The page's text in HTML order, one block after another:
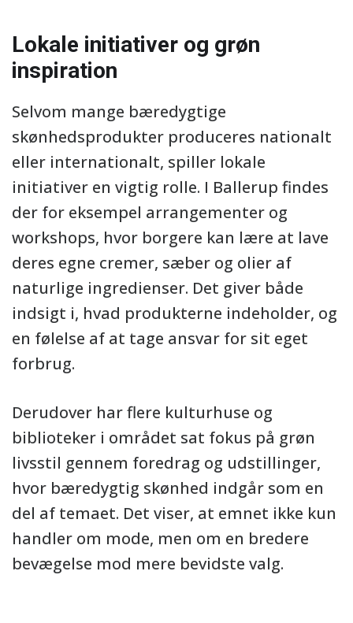
Lokale initiativer og grøn
inspiration
Selvom mange bæredygtige
skønhedsprodukter produceres nationalt
eller internationalt, spiller lokale
initiativer en vigtig rolle. I Ballerup findes
der for eksempel arrangementer og
workshops, hvor borgere kan lære at lave
deres egne cremer, sæber og olier af
naturlige ingredienser. Det giver både
indsigt i, hvad produkterne indeholder, og
en følelse af at tage ansvar for sit eget
forbrug.
Derudover har flere kulturhuse og
biblioteker i området sat fokus på grøn
livsstil gennem foredrag og udstillinger,
hvor bæredygtig skønhed indgår som en
del af temaet. Det viser, at emnet ikke kun
handler om mode, men om en bredere
bevægelse mod mere bevidste valg.